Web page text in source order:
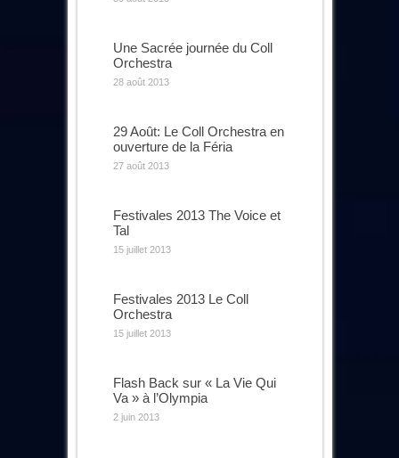
Une Sacrée journée du Coll
Orchestra
28 août 2013
29 Août: Le Coll Orchestra en
ouverture de la Féria
27 août 2013
Festivales 2013 The Voice et
Tal
15 juillet 2013
Festivales 2013 Le Coll
Orchestra
15 juillet 2013
Flash Back sur « La Vie Qui
Va » à l’Olympia
2 juin 2013